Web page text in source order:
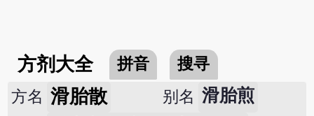
方剂大全 拼音
搜寻
方名 滑胎散 别名 滑胎煎